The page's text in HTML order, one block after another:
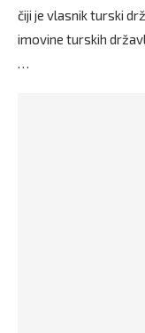
čiji je vlasnik turski
imovine turskih
…